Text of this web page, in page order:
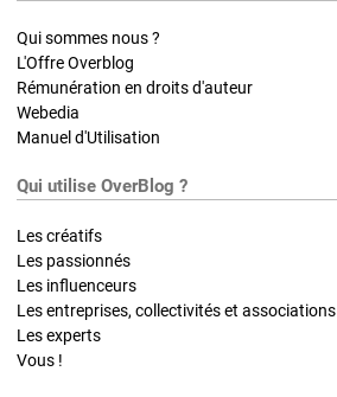
Qui sommes nous ?
L'Offre Overblog
Rémunération en droits d'auteur
Webedia
Manuel d'Utilisation
Qui utilise OverBlog ?
Les créatifs
Les passionnés
Les influenceurs
Les entreprises, collectivités et associations
Les experts
Vous !